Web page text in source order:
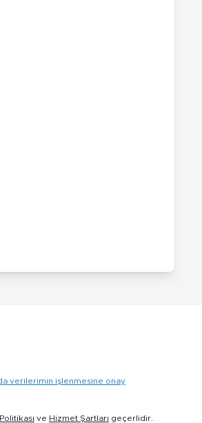
verilerimin işlenmesine onay
ve Hizmet Şartları geçerlidir.